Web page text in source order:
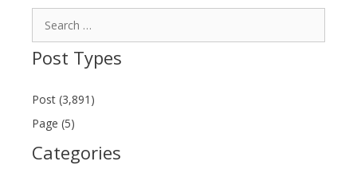
Post Types
Post (3,891)
Page (5)
Categories